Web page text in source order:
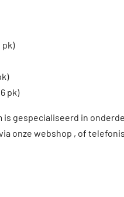
pk)
pk)
gespecialiseerd in
onze webshop , of